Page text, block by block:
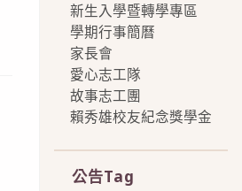
新生入學暨轉學專區
學期行事簡曆
家長會
愛心志工隊
故事志工團
賴秀雄校友紀念獎學金
公告Tag